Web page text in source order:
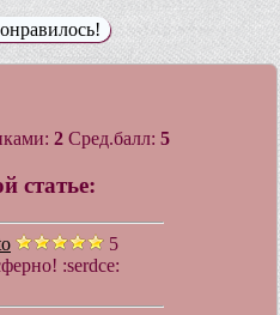
2 Сред.балл: 5
статье:
5
Машуля, очень атмосферно! :serdce: